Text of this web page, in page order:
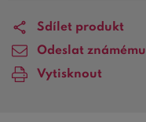
Sdílet produkt
Odeslat známému
Vytisknout